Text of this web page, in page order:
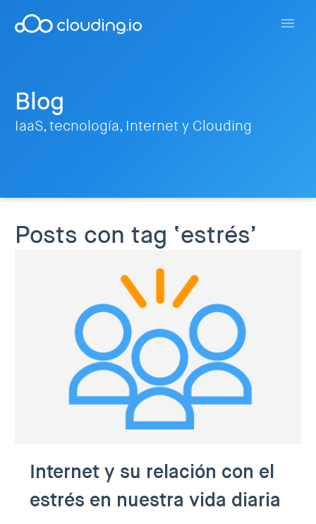
Blog
IaaS, tecnología, Internet y Clouding
Posts con tag ‘estrés’
Internet y su relación con el
estrés en nuestra vida diaria